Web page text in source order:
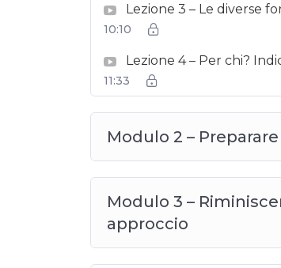
Lezione 3 – Le diverse
10:10
Lezione 4 – Per chi?
11:33
Modulo 2 –
Modulo 3 –
approccio